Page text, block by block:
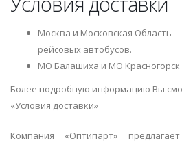
Москва и Московская Область
рейсовых автобусов.
МО Балашиха и МО
Более подробную информацию Вы
«Условия доставки»
Компания «Оптипарт»